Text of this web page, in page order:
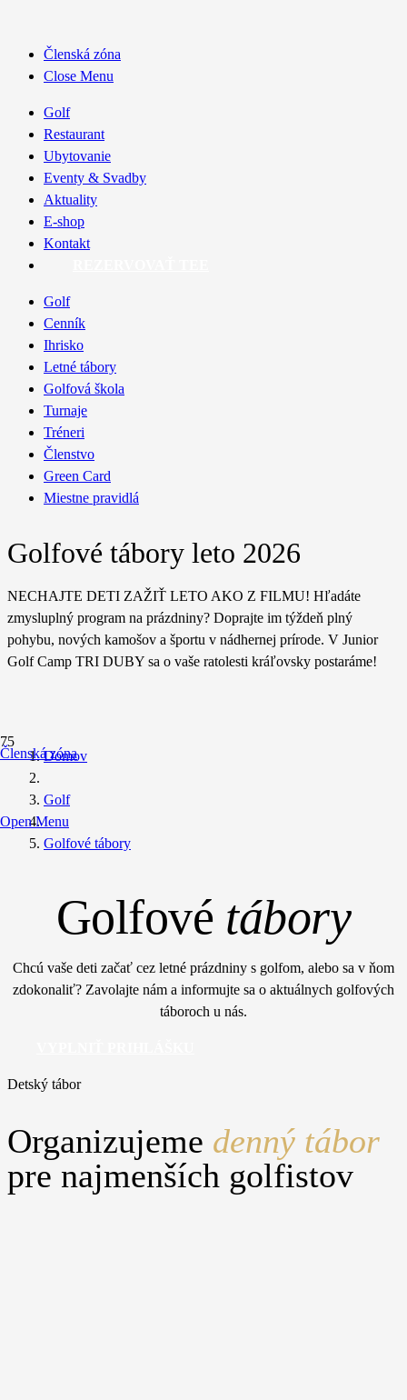
Členská zóna
Close Menu
Golf
Restaurant
Ubytovanie
Eventy & Svadby
Aktuality
E-shop
Kontakt
Golf
Cenník
Ihrisko
Letné tábory
Golfová škola
Turnaje
Tréneri
Členstvo
Green Card
Miestne pravidlá
Golfové tábory leto 2026
NECHAJTE DETI ZAŽIŤ LETO AKO Z FILMU! Hľadáte
zmysluplný program na prázdniny? Doprajte im týždeň plný
pohybu, nových kamošov a športu v nádhernej prírode. V Junior
Golf Camp TRI DUBY sa o vaše ratolesti kráľovsky postaráme!
Členská zóna
Open Menu
Domov
Golf
Golfové tábory
Golfové tábory
Chcú vaše deti začať cez letné prázdniny s golfom, alebo sa v ňom
zdokonaliť? Zavolajte nám a informujte sa o aktuálnych golfových
táboroch u nás.
Detský tábor
Organizujeme denný tábor
pre najmenších golfistov